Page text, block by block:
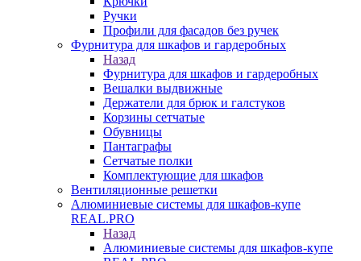
Ручки
Профили для фасадов без ручек
Фурнитура для шкафов и гардеробных
Назад
Фурнитура для шкафов и гардеробных
Вешалки выдвижные
Держатели для брюк и галстуков
Корзины сетчатые
Обувницы
Пантаграфы
Сетчатые полки
Комплектующие для шкафов
Вентиляционные решетки
Алюминиевые системы для шкафов-купе
REAL.PRO
Назад
Алюминиевые системы для шкафов-купе